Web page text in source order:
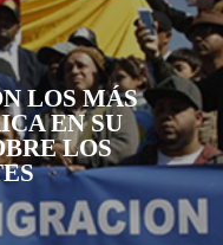
LOS MÁS
EN SU
LOS